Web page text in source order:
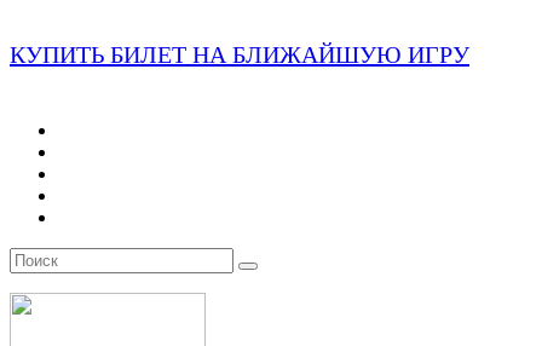
КУПИТЬ БИЛЕТ НА БЛИЖАЙШУЮ ИГРУ